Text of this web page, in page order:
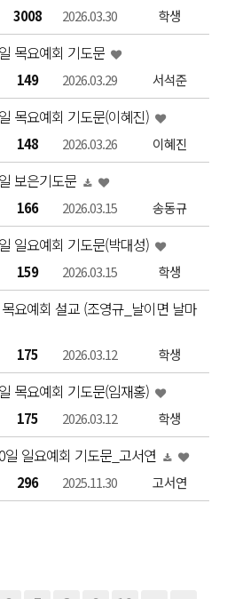
학생
2026.03.30
3008
목요예회 기도문
서석준
2026.03.29
149
목요예회 기도문(이혜진)
이혜진
2026.03.26
148
보은기도문
송동규
2026.03.15
166
일요예회 기도문(박대성)
학생
2026.03.15
159
요예회 설교 (조영규_날이면 날마
학생
2026.03.12
175
목요예회 기도문(임재홍)
학생
2026.03.12
175
일요예회 기도문_고서연
고서연
2025.11.30
296